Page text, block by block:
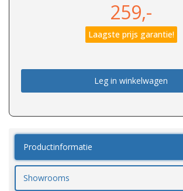
259,-
Laagste prijs garantie!
Leg in winkelwagen
Productinformatie
Showrooms